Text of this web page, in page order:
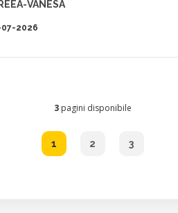
VANESA
07-2026
3pagini disponibile
1 2 3